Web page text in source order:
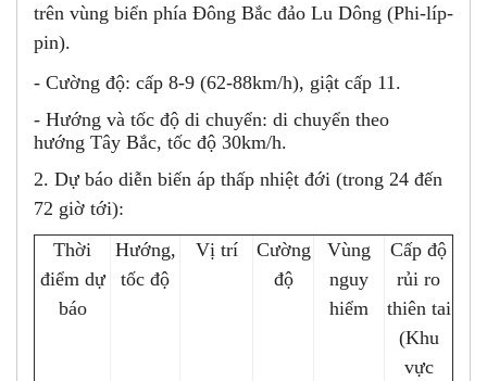
trên vùng biển phía Đông Bắc đảo Lu Dông (Phi-líp-
pin).
- Cường độ: cấp 8-9 (62-88km/h), giật cấp 11.
- Hướng và tốc độ di chuyển: di chuyển theo
hướng Tây Bắc, tốc độ 30km/h.
2. Dự báo diễn biến áp thấp nhiệt đới (trong 24 đến
72 giờ tới):
Thời
điểm dự
báo
Hướng,
tốc độ
Vị trí
Cường
độ
Vùng
nguy
hiểm
Cấp độ
rủi ro
thiên tai
(Khu
vực